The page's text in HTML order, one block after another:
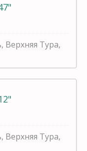
Верхняя Тура,
Верхняя Тура,